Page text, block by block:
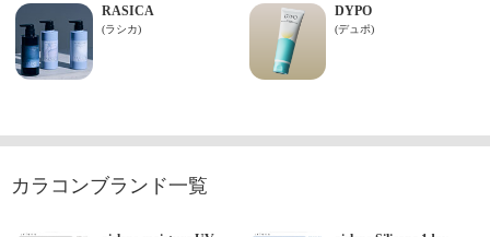
カラコンブランド一覧